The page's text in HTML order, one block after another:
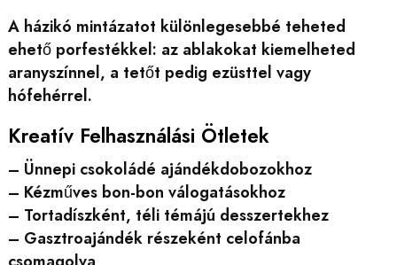
A házikó mintázatot különlegesebbé teheted
ehető porfestékkel: az ablakokat kiemelheted
aranyszínnel, a tetőt pedig ezüsttel vagy
hófehérrel.
Kreatív Felhasználási Ötletek
– Ünnepi csokoládé ajándékdobozokhoz
– Kézműves bon-bon válogatásokhoz
– Tortadíszként, téli témájú desszertekhez
– Gasztroajándék részeként celofánba